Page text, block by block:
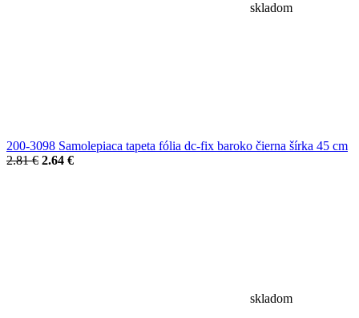
skladom
200-3098 Samolepiaca tapeta fólia dc-fix baroko čierna šírka 45 cm
2.81 € 2.64 €
skladom